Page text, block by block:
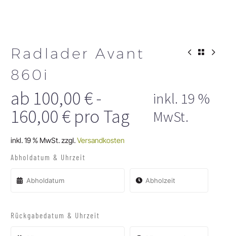
Radlader Avant
860i
ab 100,00 €-
160,00 € pro Tag
inkl. 19 %
MwSt.
inkl. 19 % MwSt.zzgl.Versandkosten
Abholdatum & Uhrzeit
Rückgabedatum & Uhrzeit